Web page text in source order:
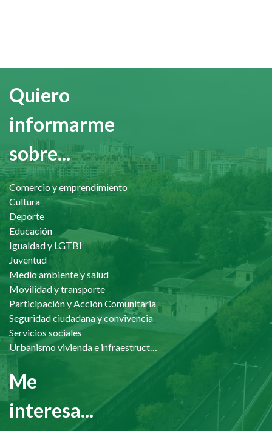
Quiero
informarme
sobre...
Comercio y emprendimiento
Cultura
Deporte
Educación
Igualdad y LGTBI
Juventud
Medio ambiente y salud
Movilidad y transporte
Participación y Acción Comunitaria
Seguridad ciudadana y convivencia
Servicios sociales
Me
interesa...